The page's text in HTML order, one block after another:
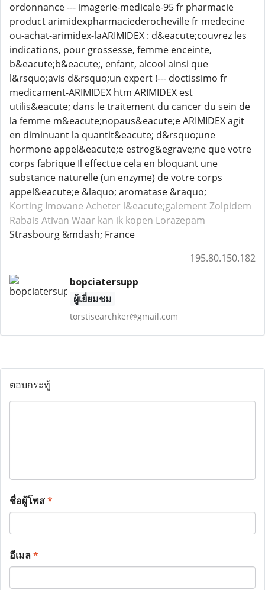
ordonnance --- imagerie-medicale-95 fr pharmacie
product arimidexpharmaciederocheville fr medecine
ou-achat-arimidex-laARIMIDEX : d&eacute;couvrez les
indications, pour grossesse, femme enceinte,
b&eacute;b&eacute;, enfant, alcool ainsi que
l&rsquo;avis d&rsquo;un expert !--- doctissimo fr
medicament-ARIMIDEX htm ARIMIDEX est
utilis&eacute; dans le traitement du cancer du sein de
la femme m&eacute;nopaus&eacute;e ARIMIDEX agit
en diminuant la quantit&eacute; d&rsquo;une
hormone appel&eacute;e estrog&egrave;ne que votre
corps fabrique Il effectue cela en bloquant une
substance naturelle (un enzyme) de votre corps
appel&eacute;e &laquo; aromatase &raquo;
Korting Imovane Acheter l&eacute;galement Zolpidem
Rabais Ativan Waar kan ik kopen Lorazepam
Strasbourg &mdash; France
195.80.150.182
bopciatersupp
ผู้เยี่ยมชม
torstisearchker@gmail.com
ตอบกระทู้
ชื่อผู้โพส*
อีเมล*